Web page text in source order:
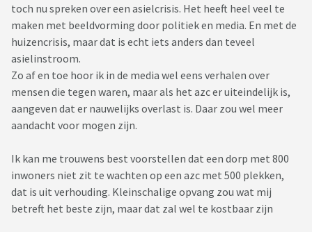
toch nu spreken over een asielcrisis. Het heeft heel veel te
maken met beeldvorming door politiek en media. En met de
huizencrisis, maar dat is echt iets anders dan teveel
asielinstroom.
Zo af en toe hoor ik in de media wel eens verhalen over
mensen die tegen waren, maar als het azc er uiteindelijk is,
aangeven dat er nauwelijks overlast is. Daar zou wel meer
aandacht voor mogen zijn.
Ik kan me trouwens best voorstellen dat een dorp met 800
inwoners niet zit te wachten op een azc met 500 plekken,
dat is uit verhouding. Kleinschalige opvang zou wat mij
betreft het beste zijn, maar dat zal wel te kostbaar zijn